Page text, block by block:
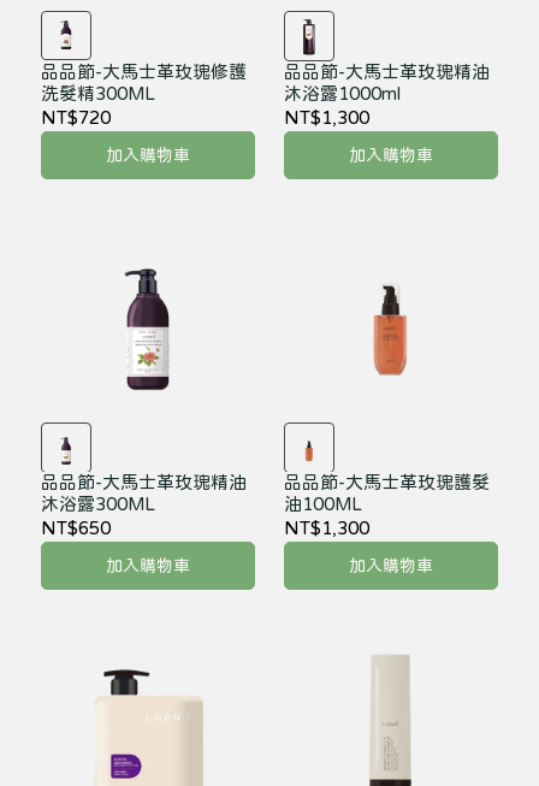
品品節-大馬士革玫瑰修護
洗髮精300ML
NT$720
加入購物車
品品節-大馬士革玫瑰精油
沐浴露1000ml
NT$1,300
加入購物車
品品節-大馬士革玫瑰精油
沐浴露300ML
NT$650
加入購物車
品品節-大馬士革玫瑰護髮
油100ML
NT$1,300
加入購物車